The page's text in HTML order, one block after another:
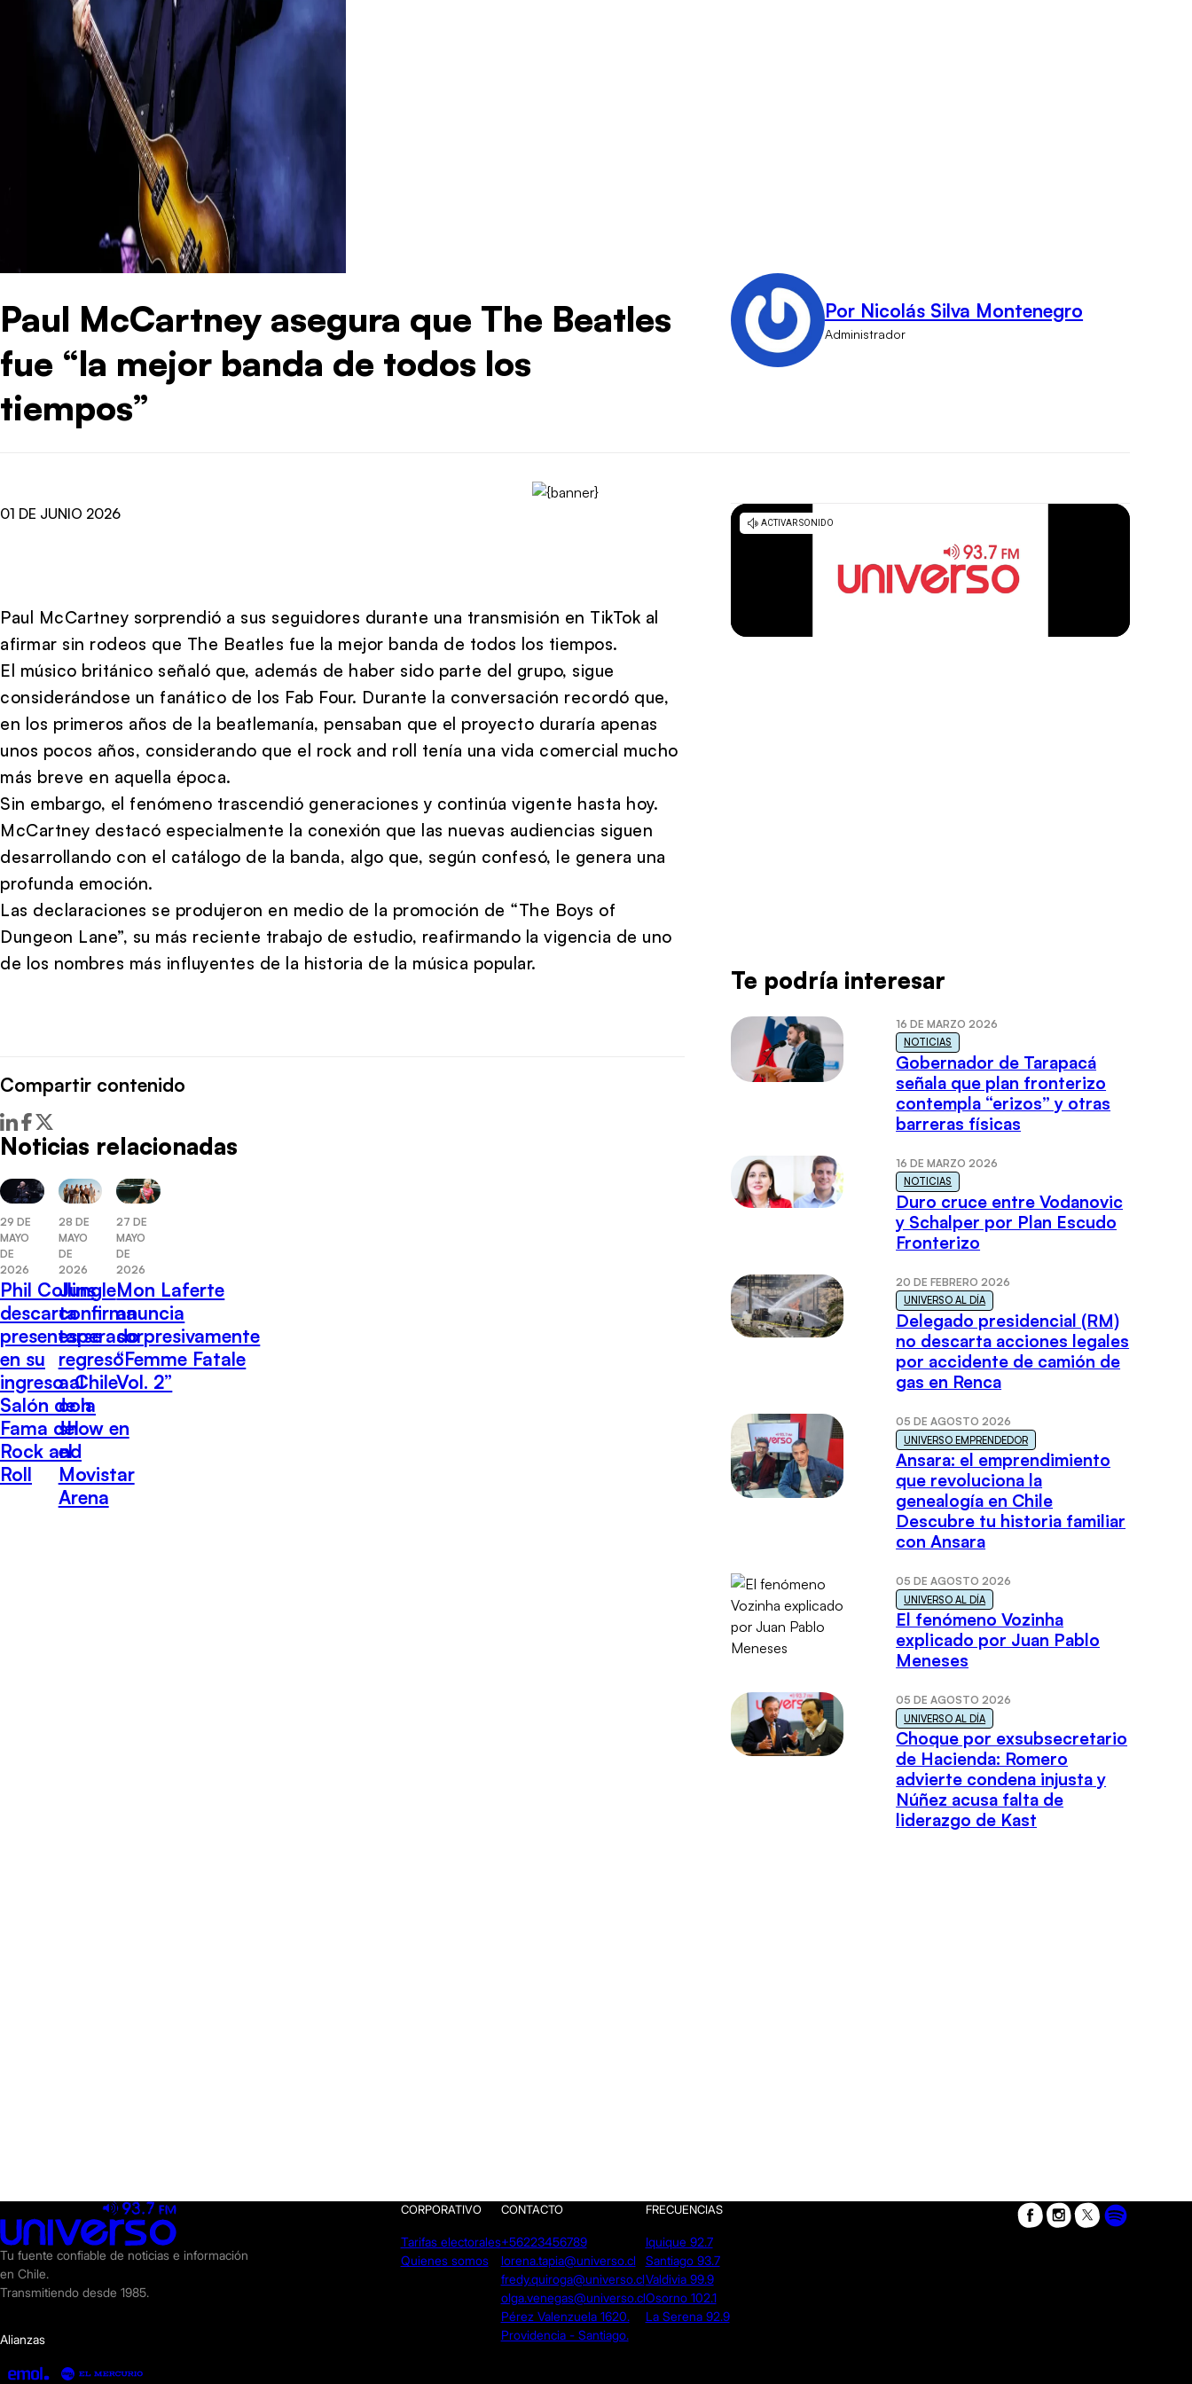
Paul McCartney asegura que The Beatles
fue “la mejor banda de todos los
tiempos”
Por Nicolás Silva Montenegro
Administrador
01 DE JUNIO 2026
Paul McCartney sorprendió a sus seguidores durante una transmisión en TikTok al
afirmar sin rodeos que The Beatles fue la mejor banda de todos los tiempos.
El músico británico señaló que, además de haber sido parte del grupo, sigue
considerándose un fanático de los Fab Four. Durante la conversación recordó que,
en los primeros años de la beatlemanía, pensaban que el proyecto duraría apenas
unos pocos años, considerando que el rock and roll tenía una vida comercial mucho
más breve en aquella época.
Sin embargo, el fenómeno trascendió generaciones y continúa vigente hasta hoy.
McCartney destacó especialmente la conexión que las nuevas audiencias siguen
desarrollando con el catálogo de la banda, algo que, según confesó, le genera una
profunda emoción.
Las declaraciones se produjeron en medio de la promoción de “The Boys of
Dungeon Lane”, su más reciente trabajo de estudio, reafirmando la vigencia de uno
de los nombres más influyentes de la historia de la música popular.
Compartir contenido
Noticias relacionadas
29 DE
MAYO
DE
2026
Phil Collins
descarta
presentarse
en su
ingreso al
Salón de la
Fama del
Rock and
Roll
28 DE
MAYO
DE
2026
Jungle
confirma
esperado
regreso
a Chile
con
show en
el
Movistar
Arena
27 DE
MAYO
DE
2026
Mon Laferte
anuncia
sorpresivamente
“Femme Fatale
Vol. 2”
Te podría interesar
16 DE MARZO 2026
NOTICIAS
Gobernador de Tarapacá
señala que plan fronterizo
contempla “erizos” y otras
barreras físicas
16 DE MARZO 2026
NOTICIAS
Duro cruce entre Vodanovic
y Schalper por Plan Escudo
Fronterizo
20 DE FEBRERO 2026
UNIVERSO AL DÍA
Delegado presidencial (RM)
no descarta acciones legales
por accidente de camión de
gas en Renca
05 DE AGOSTO 2026
UNIVERSO EMPRENDEDOR
Ansara: el emprendimiento
que revoluciona la
genealogía en Chile
Descubre tu historia familiar
con Ansara
05 DE AGOSTO 2026
UNIVERSO AL DÍA
El fenómeno Vozinha
explicado por Juan Pablo
Meneses
05 DE AGOSTO 2026
UNIVERSO AL DÍA
Choque por exsubsecretario
de Hacienda: Romero
advierte condena injusta y
Núñez acusa falta de
liderazgo de Kast
Tu fuente confiable de noticias e información
en Chile.
Transmitiendo desde 1985.
Alianzas
CORPORATIVO
Tarifas electorales
Quienes somos
CONTACTO
+56223456789
lorena.tapia@universo.cl
fredy.quiroga@universo.cl
olga.venegas@universo.cl
Pérez Valenzuela 1620.
Providencia - Santiago.
FRECUENCIAS
Iquique 92.7
Santiago 93.7
Valdivia 99.9
Osorno 102.1
La Serena 92.9